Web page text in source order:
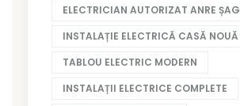
ELECTRICIAN AUTORIZAT ANRE ȘAG
INSTALAȚIE ELECTRICĂ CASĂ NOUĂ
TABLOU ELECTRIC MODERN
INSTALAȚII ELECTRICE COMPLETE